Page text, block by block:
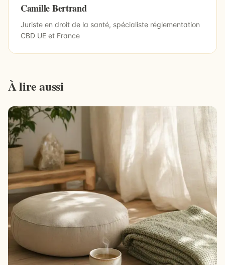
Camille Bertrand
Juriste en droit de la santé, spécialiste réglementation
CBD UE et France
À lire aussi